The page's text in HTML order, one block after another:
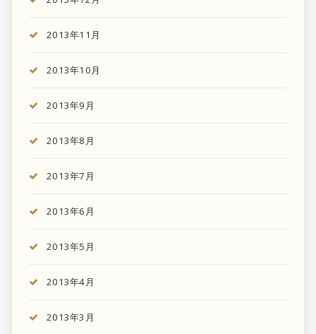
2013年11月
2013年10月
2013年9月
2013年8月
2013年7月
2013年6月
2013年5月
2013年4月
2013年3月